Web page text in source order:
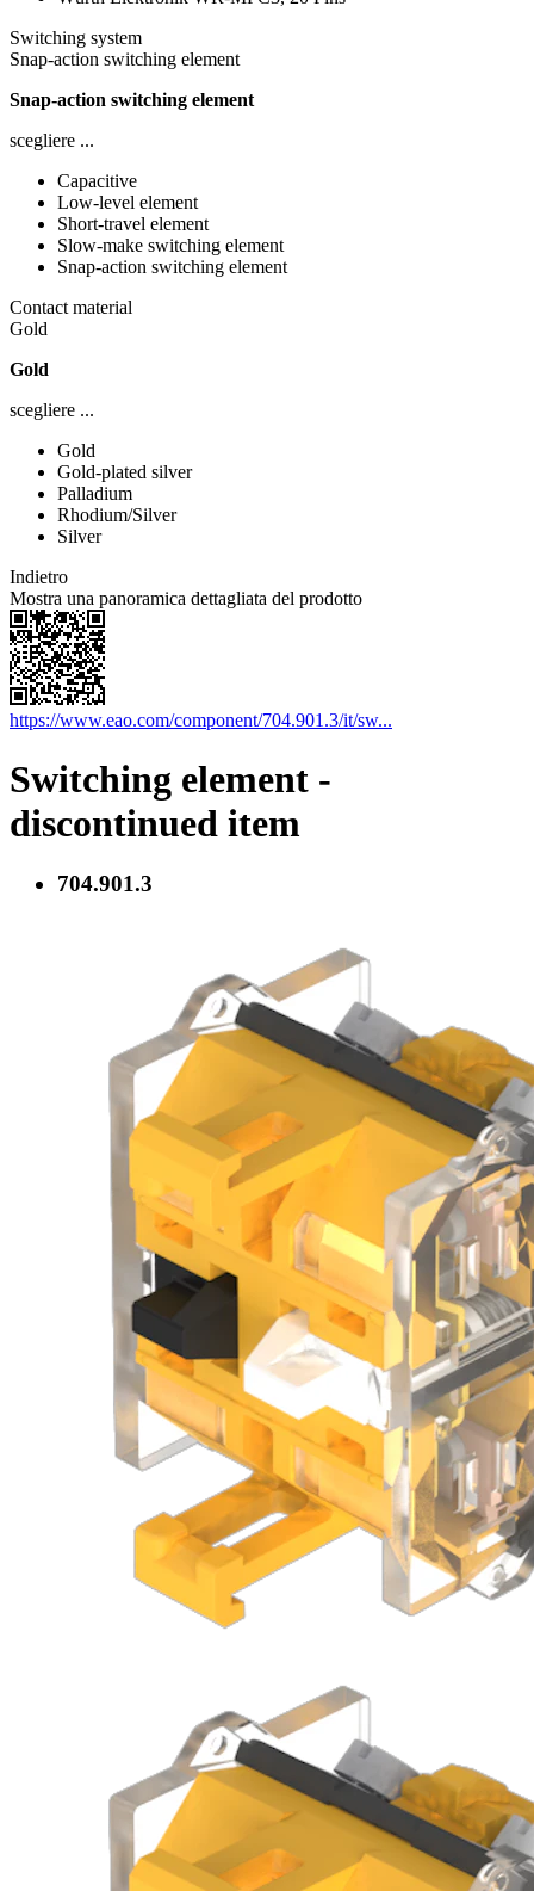
Switching system
Snap-action switching element
Snap-action switching element
scegliere ...
Capacitive
Low-level element
Short-travel element
Slow-make switching element
Snap-action switching element
Contact material
Gold
Gold
scegliere ...
Gold
Gold-plated silver
Palladium
Rhodium/Silver
Silver
Indietro
Mostra una panoramica dettagliata del prodotto
https://www.eao.com/component/704.901.3/it/sw...
Switching element -
discontinued item
704.901.3